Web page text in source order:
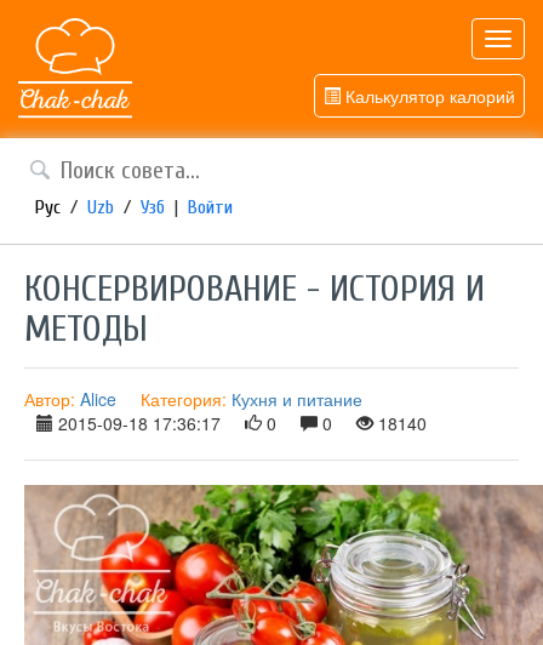
Калькулятор калорий
Рус / Uzb / Узб | Войти
КОНСЕРВИРОВАНИЕ - ИСТОРИЯ И
МЕТОДЫ
Автор: Alice Категория: Кухня и питание
2015-09-18 17:36:17
0 0 18140